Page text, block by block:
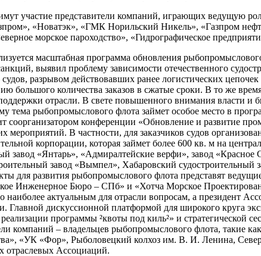
участие представители компаний, играющих ведущую
«Новатэк», «ГМК Норильский Никель», «Газпром
морское пароходство», «Гидрографическое
масштабная программа обновления
выявил проблему зависимости отечественного
разрывом действовавших ранее логистических
большого количества заказов в сжатые сроки. В то же
отрасли. В свете повышенного внимания власти
тема рыбопромыслового флота займет особое место в
соорганизатором конференции «Обновление и развитие
мероприятий. В частности, для заказчиков судов
корпорации, которая займет более 600 кв. м на
завод «Янтарь», «Адмиралтейские верфи», завод
завод «Вымпел», Хабаровский
для развития рыбопромыслового флота представят
Инженерное Бюро – СПб» и «Хотча Морское
наиболее актуальным для отрасли вопросам, а президент
дискуссионной платформой для широкого круга
программы ²квоты под киль²» и
компаний – владельцев рыбопромыслового флота, такие
«УК «Фор», Рыболовецкий колхоз им. В. И. Ленина,
отраслевых Ассоциаций.